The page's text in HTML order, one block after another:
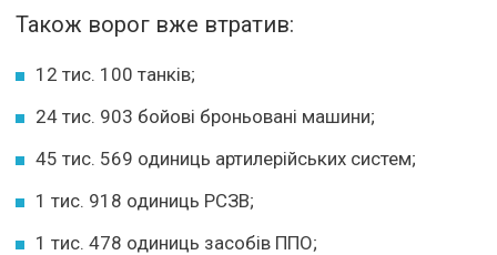
Також ворог вже втратив:
12 тис. 100 танків;
24 тис. 903 бойові броньовані машини;
45 тис. 569 одиниць артилерійських систем;
1 тис. 918 одиниць РСЗВ;
1 тис. 478 одиниць засобів ППО;